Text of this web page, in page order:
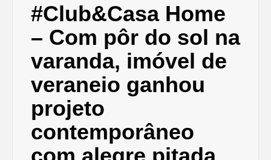
#Club&Casa Home
– Com pôr do sol na
varanda, imóvel de
veraneio ganhou
projeto
contemporâneo